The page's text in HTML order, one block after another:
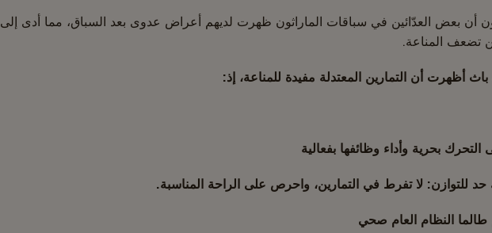
أن بعض العدّائين في سباقات الماراثون ظهرت لديهم أعراض عدوى بعد السباق، مما أدى إلى
تضعف المناعة.
أظهرت أن التمارين المعتدلة مفيدة للمناعة، إذ:
التحرك بحرية وأداء وظائفها بفعالية
للتوازن: لا تفرط في التمارين، واحرص على الراحة المناسبة.
طالما النظام العام صحي